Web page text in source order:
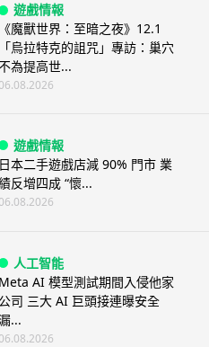
遊戲情報
《魔獸世界：至暗之夜》12.1
「烏拉特克的詛咒」專訪：巢穴
為提高世...
06.08.2026
遊戲情報
日本二手遊戲店減 90% 門市 業
反增四成 “懷...
06.08.2026
人工智能
Meta AI 模型測試期間入侵他家
公司 三大 AI 巨頭接連曝安全
...
06.08.2026